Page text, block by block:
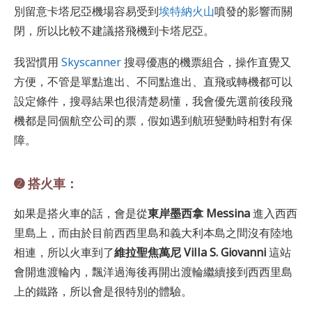
別留意卡塔尼亞機場容易受到埃特納火山噴發的影響而關
閉，所以比較不建議搭飛機到卡塔尼亞。
我習慣用 Skyscanner搜尋優惠的機票組合，操作直覺又
方便，不管是單點進出、不同點進出、直飛或轉機都可以
設定條件，搜尋結果也很清楚易懂，我會優先選前後段飛
機都是同個航空公司的票，假如遇到航班變動時相對有保
障。
➋ 搭火車：
如果是搭火車的話，會是從東岸墨西拿 Messina進入西西
里島上，而由於目前西西里島和義大利本島之間沒有陸地
相連，所以火車到了維拉聖焦萬尼 Villa S. Giovanni這站
會開進渡輪內，飄洋過海後再開出渡輪繼續接到西西里島
上的鐵路，所以會是很特別的體驗。